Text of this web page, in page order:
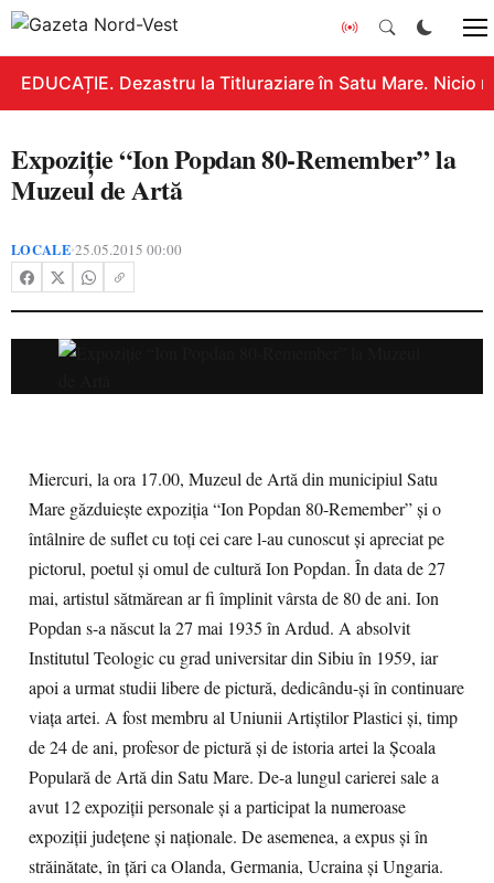
EDUCAȚIE. Dezastru la Titluraziare în Satu Mare. Nicio
Expoziție “Ion Popdan 80-Remember” la
Muzeul de Artă
LOCALE•25.05.2015 00:00
Miercuri, la ora 17.00, Muzeul de Artă din municipiul Satu
Mare găzduieşte expoziţia “Ion Popdan 80-Remember” şi o
întâlnire de suflet cu toţi cei care l-au cunoscut şi apreciat pe
pictorul, poetul şi omul de cultură Ion Popdan. În data de 27
mai, artistul sătmărean ar fi împlinit vârsta de 80 de ani. Ion
Popdan s-a născut la 27 mai 1935 în Ardud. A absolvit
Institutul Teologic cu grad universitar din Sibiu în 1959, iar
apoi a urmat studii libere de pictură, dedicându-şi în continuare
viaţa artei. A fost membru al Uniunii Artiştilor Plastici și, timp
de 24 de ani, profesor de pictură şi de istoria artei la Şcoala
Populară de Artă din Satu Mare. De-a lungul carierei sale a
avut 12 expoziţii personale şi a participat la numeroase
expoziţii judeţene şi naţionale. De asemenea, a expus și în
străinătate, în ţări ca Olanda, Germania, Ucraina și Ungaria.